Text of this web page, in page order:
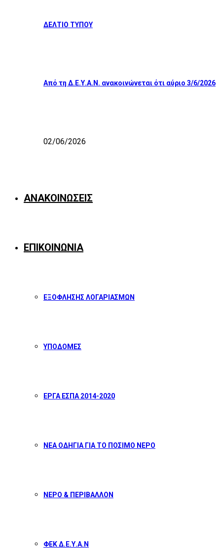
ΔΕΛΤΙΟ ΤΥΠΟΥ
Από τη Δ.Ε.Υ.Α.Ν. ανακοινώνεται ότι αύριο 3/6/2026
02/06/2026
ΑΝΑΚΟΙΝΩΣΕΙΣ
ΕΠΙΚΟΙΝΩΝΙΑ
ΕΞΟΦΛΗΣΗΣ ΛΟΓΑΡΙΑΣΜΩΝ
ΥΠΟΔΟΜΕΣ
ΕΡΓΑ ΕΣΠΑ 2014-2020
ΝΕΑ ΟΔΗΓΙΑ ΓΙΑ ΤΟ ΠΟΣΙΜΟ ΝΕΡΟ
ΝΕΡΟ & ΠΕΡΙΒΑΛΛΟΝ
ΦΕΚ Δ.Ε.Υ.Α.Ν